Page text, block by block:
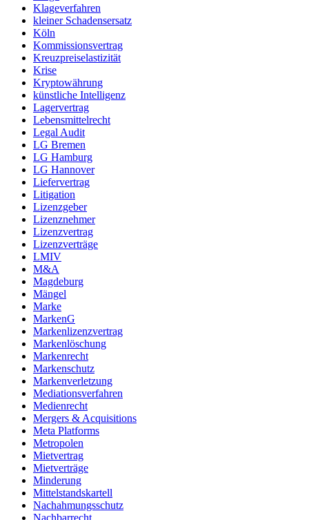
Klageverfahren
kleiner Schadensersatz
Köln
Kommissionsvertrag
Kreuzpreiselastizität
Krise
Kryptowährung
künstliche Intelligenz
Lagervertrag
Lebensmittelrecht
Legal Audit
LG Bremen
LG Hamburg
LG Hannover
Liefervertrag
Litigation
Lizenzgeber
Lizenznehmer
Lizenzvertrag
Lizenzverträge
LMIV
M&A
Magdeburg
Mängel
Marke
MarkenG
Markenlizenzvertrag
Markenlöschung
Markenrecht
Markenschutz
Markenverletzung
Mediationsverfahren
Medienrecht
Mergers & Acquisitions
Meta Platforms
Metropolen
Mietvertrag
Mietverträge
Minderung
Mittelstandskartell
Nachahmungsschutz